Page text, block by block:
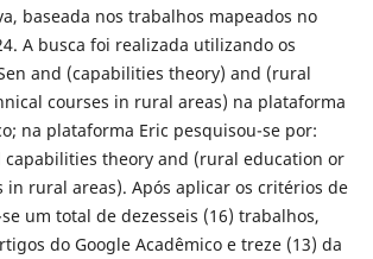
baseada nos trabalhos mapeados no
A busca foi realizada utilizando os
and (capabilities theory) and (rural
courses in rural areas) na plataforma
na plataforma Eric pesquisou-se por:
capabilities theory and (rural education or
in rural areas). Após aplicar os critérios de
um total de dezesseis (16) trabalhos,
do Google Acadêmico e treze (13) da